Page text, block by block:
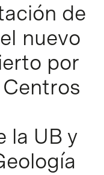
de
nuevo
por
la UB y